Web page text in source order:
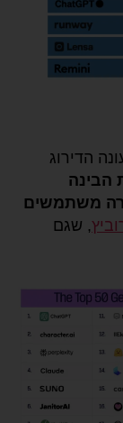
הדירוג
הבינה
משתמשים
, שגם